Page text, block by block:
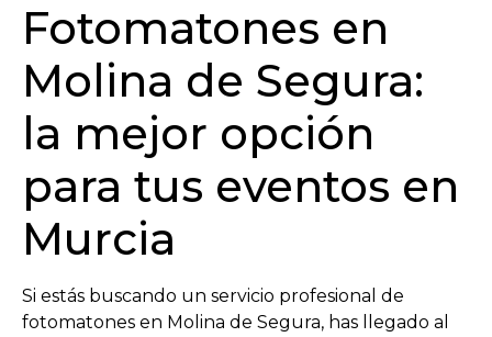
Fotomatones en
Molina de Segura:
la mejor opción
para tus eventos en
Murcia
Si estás buscando un servicio profesional de
fotomatones en Molina de Segura, has llegado al